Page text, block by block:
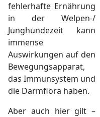
fehlerhafte Ernährung
in der Welpen-/
Junghundezeit kann
immense
Auswirkungen auf den
Bewegungsapparat,
das Immunsystem und
die Darmflora haben.
Aber auch hier gilt –